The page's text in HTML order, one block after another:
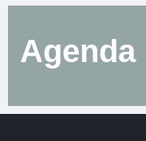
Agenda